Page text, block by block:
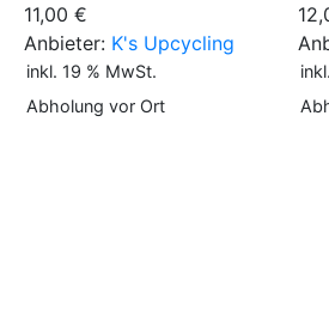
11,00 €
Anbieter: K's Upcycling
inkl. 19 % MwSt.
Abholung vor Ort